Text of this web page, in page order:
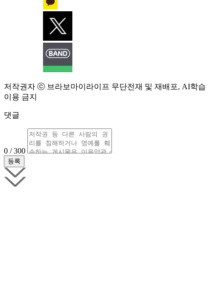
저작권자 ⓒ 브라보마이라이프 무단전재 및 재배포, AI학습
이용 금지
댓글
0 / 300